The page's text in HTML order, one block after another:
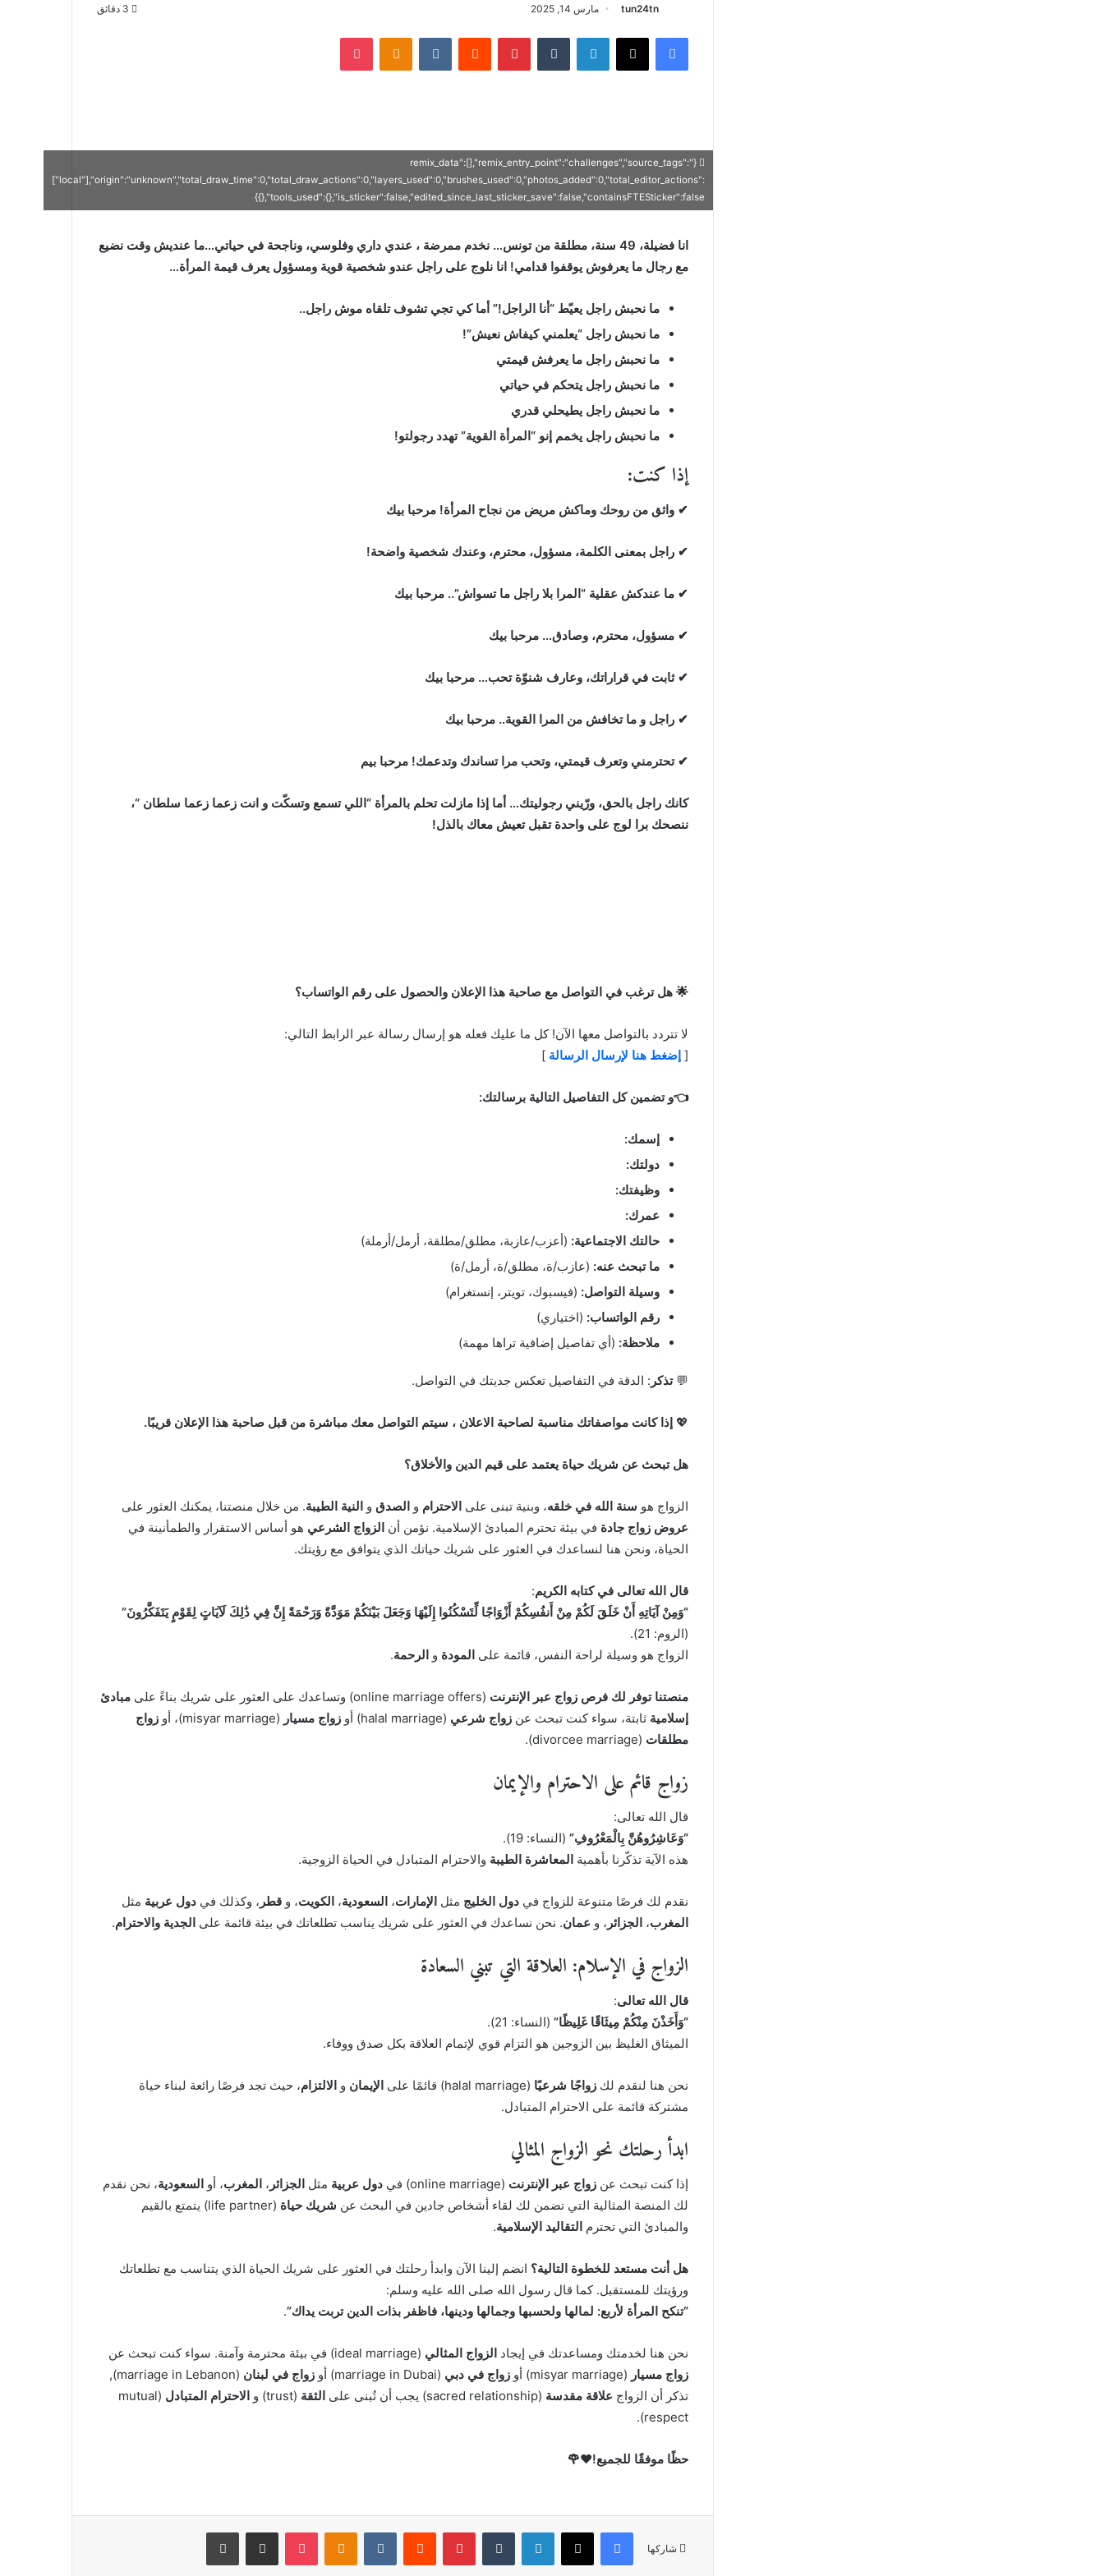
tun24tn مارس 14, 2025
فيسبوك لينكدإن بينتيريست
{"remix_data":[],"remix_entry_point":"challenges","source_tags":
["local"],"origin":"unknown","total_draw_time":0,"total_draw_actions":0,"layers_used":0,"brushes_used":0,"photos_added":0,"total_editor_actions":
{},"tools_used":{},"is_sticker":false,"edited_since_last_sticker_save":false,"containsFTESticker":false}
انا فضيلة، 49 سنة، مطلقة من تونس… نخدم ممرضة ، عندي داري وفلوسي، وناجحة في حياتي…ما عنديش وقت نضيع
مع رجال ما يعرفوش يوقفوا قدامي! انا نلوج على راجل عندو شخصية قوية ومسؤول يعرف قيمة المرأة…
ما نحبش راجل يعيّط “أنا الراجل!” أما كي تجي تشوف تلقاه موش راجل..
ما نحبش راجل “يعلمني كيفاش نعيش”!
ما نحبش راجل ما يعرفش قيمتي
ما نحبش راجل يتحكم في حياتي
ما نحبش راجل يطيحلي قدري
ما نحبش راجل يخمم إنو “المرأة القوية” تهدد رجولتو!
إذا كنت:
✔ واثق من روحك وماكش مريض من نجاح المرأة! مرحبا بيك
✔ راجل بمعنى الكلمة، مسؤول، محترم، وعندك شخصية واضحة!
✔ ما عندكش عقلية “المرا بلا راجل ما تسواش”.. مرحبا بيك
✔ مسؤول، محترم، وصادق… مرحبا بيك
✔ ثابت في قراراتك، وعارف شنوّة تحب… مرحبا بيك
✔ راجل و ما تخافش من المرا القوية.. مرحبا بيك
✔ تحترمني وتعرف قيمتي، وتحب مرا تساندك وتدعمك! مرحبا بيم
كانك راجل بالحق، ورّيني رجوليتك… أما إذا مازلت تحلم بالمرأة “اللي تسمع وتسكّت و انت زعما زعما سلطان “،
ننصحك برا لوج على واحدة تقبل تعيش معاك بالذل!
🌟 هل ترغب في التواصل مع صاحبة هذا الإعلان والحصول على رقم الواتساب؟
لا تتردد بالتواصل معها الآن! كل ما عليك فعله هو إرسال رسالة عبر الرابط التالي:
[ إضغط هنا لإرسال الرسالة ]
👈و تضمين كل التفاصيل التالية برسالتك:
إسمك:
دولتك:
وظيفتك:
عمرك:
حالتك الاجتماعية: (أعزب/عازبة، مطلق/مطلقة، أرمل/أرملة)
ما تبحث عنه: (عازب/ة، مطلق/ة، أرمل/ة)
وسيلة التواصل: (فيسبوك، تويتر، إنستغرام)
رقم الواتساب: (اختياري)
ملاحظة: (أي تفاصيل إضافية تراها مهمة)
💬تذكر : الدقة في التفاصيل تعكس جديتك في التواصل.
💖 إذا كانت مواصفاتك مناسبة لصاحبة الاعلان ، سيتم التواصل معك مباشرة من قبل صاحبة هذا الإعلان قريبًا.
هل تبحث عن شريك حياة يعتمد على قيم الدين والأخلاق؟
الزواج هو سنة الله في خلقه، وبنية تبنى على الاحترام و الصدق و النية الطيبة. من خلال منصتنا، يمكنك العثور على
عروض زواج جادة في بيئة تحترم المبادئ الإسلامية. نؤمن أن الزواج الشرعي هو أساس الاستقرار والطمأنينة في
الحياة، ونحن هنا لنساعدك في العثور على شريك حياتك الذي يتوافق مع رؤيتك.
قال الله تعالى في كتابه الكريم:
“وَمِنْ آيَاتِهِ أَنْ خَلَقَ لَكُمْ مِنْ أَنفُسِكُمْ أَزْوَاجًا لِّتَسْكُنُوا إِلَيْهَا وَجَعَلَ بَيْنَكُمْ مَوَدَّةً وَرَحْمَةً إِنَّ فِي ذَٰلِكَ لَآيَاتٍ لِقَوْمٍ يَتَفَكَّرُونَ”
(الروم: 21).
الزواج هو وسيلة لراحة النفس، قائمة على المودة و الرحمة.
منصتنا توفر لك فرص زواج عبر الإنترنت (online marriage offers) وتساعدك على العثور على شريك بناءً على
مبادئ
إسلامية ثابتة، سواء كنت تبحث عن زواج شرعي (halal marriage) أو زواج مسيار (misyar marriage)، أو
زواج
مطلقات (divorcee marriage).
زواج قائم على الاحترام والإيمان
قال الله تعالى:
“وَعَاشِرُوهُنَّ بِالْمَعْرُوفِ” (النساء: 19).
هذه الآية تذكّرنا بأهمية المعاشرة الطيبة والاحترام المتبادل في الحياة الزوجية.
نقدم لك فرصًا متنوعة للزواج في دول الخليج مثل الإمارات، السعودية، الكويت، و قطر ، وكذلك في دول عربية مثل
المغرب، الجزائر ، و عمان. نحن نساعدك في العثور على شريك يناسب تطلعاتك في بيئة قائمة على الجدية والاحترام.
الزواج في الإسلام: العلاقة التي تبني السعادة
قال الله تعالى:
“وَأَخَذْنَ مِنْكُمْ مِيثَاقًا غَلِيظًا” (النساء: 21).
الميثاق الغليظ بين الزوجين هو التزام قوي لإتمام العلاقة بكل صدق ووفاء.
نحن هنا لنقدم لك زواجًا شرعيًا (halal marriage) قائمًا على الإيمان و الالتزام، حيث تجد فرصًا رائعة لبناء حياة
مشتركة قائمة على الاحترام المتبادل.
ابدأ رحلتك نحو الزواج المثالي
إذا كنت تبحث عن زواج عبر الإنترنت (online marriage) في دول عربية مثل الجزائر ، المغرب، أو السعودية، نحن نقدم
لك المنصة المثالية التي تضمن لك لقاء أشخاص جادين في البحث عن شريك حياة
(life partner) يتمتع بالقيم
والمبادئ التي تحترم التقاليد الإسلامية.
هل أنت مستعد للخطوة التالية؟ انضم إلينا الآن وابدأ رحلتك في العثور على شريك الحياة الذي يتناسب مع تطلعاتك
ورؤيتك للمستقبل. كما قال رسول الله صلى الله عليه وسلم:
“تنكح المرأة لأربع: لمالها ولحسبها وجمالها ودينها، فاظفر بذات الدين تربت يداك”.
نحن هنا لخدمتك ومساعدتك في إيجاد الزواج المثالي (ideal marriage) في بيئة محترمة وآمنة. سواء كنت تبحث عن
زواج مسيار (misyar marriage) أو زواج في دبي (marriage in Dubai) أو زواج في لبنان
(marriage in Lebanon),
تذكر أن الزواج علاقة مقدسة (sacred relationship) يجب أن تُبنى على الثقة (trust) و الاحترام المتبادل (mutual
respect).
حظًا موفقًا للجميع!❤️🌹
شاركها
فيسبوك لينكدإن بينتيريست بوكيت